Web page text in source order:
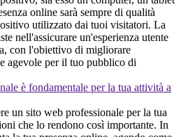
online sarà sempre di qualità
utilizzato dai tuoi visitatori. La
nell'assicurare un'esperienza utente
con l'obiettivo di migliorare
agevole per il tuo pubblico di
è fondamentale per la tua attività a
un sito web professionale per la tua
che lo rendono così importante. In